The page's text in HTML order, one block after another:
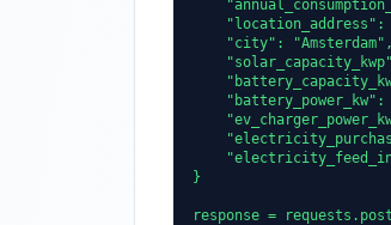
"location_address":
    "city": "Amsterdam",
"battery_power_kw":
}
response =